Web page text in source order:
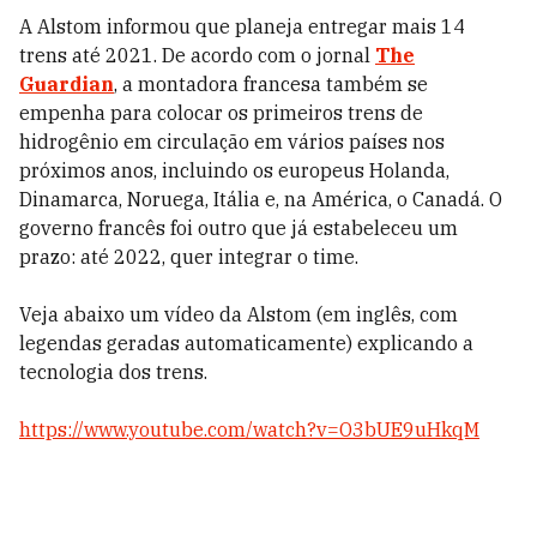
A Alstom informou que planeja entregar mais 14
trens até 2021. De acordo com o jornal The
Guardian, a montadora francesa também se
empenha para colocar os primeiros trens de
hidrogênio em circulação em vários países nos
próximos anos, incluindo os europeus Holanda,
Dinamarca, Noruega, Itália e, na América, o Canadá. O
governo francês foi outro que já estabeleceu um
prazo: até 2022, quer integrar o time.
Veja abaixo um vídeo da Alstom (em inglês, com
legendas geradas automaticamente) explicando a
tecnologia dos trens.
https://www.youtube.com/watch?v=O3bUE9uHkqM